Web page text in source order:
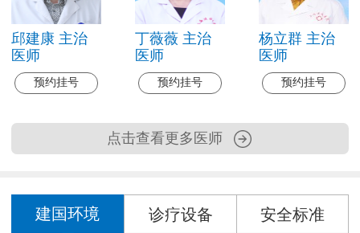
邱建康 主治
医师
预约挂号
丁薇薇 主治
医师
预约挂号
杨立群 主治
医师
预约挂号
点击查看更多医师
建国环境 诊疗设备 安全标准